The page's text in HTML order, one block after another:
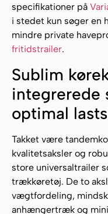
specifikationer på
i stedet kun søger en
mindre private
fritidstrailer.
Sublim
integrerede
optimal
Takket være
kvalitetsaksler og
store universaltrailer
trækkøretøj. De to
vægtfordeling,
anhængertræk og